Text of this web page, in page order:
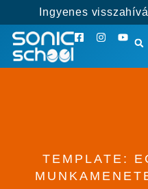
Ingyenes
TEMPLATE: